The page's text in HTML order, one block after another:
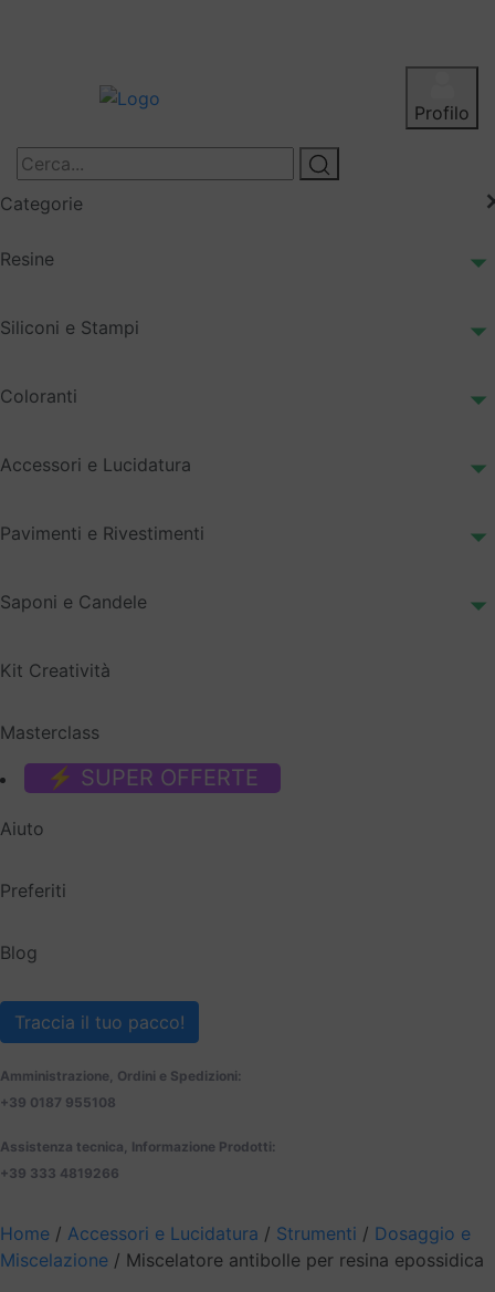
Profilo
Categorie
Resine
Siliconi e Stampi
Coloranti
Accessori e Lucidatura
Pavimenti e Rivestimenti
Saponi e Candele
Kit Creatività
Masterclass
⚡ SUPER OFFERTE
Aiuto
Preferiti
Blog
Traccia il tuo pacco!
Amministrazione, Ordini e Spedizioni:
+39 0187 955108
Assistenza tecnica, Informazione Prodotti:
+39 333 4819266
Home / Accessori e Lucidatura / Strumenti / Dosaggio e
Miscelazione / Miscelatore antibolle per resina epossidica